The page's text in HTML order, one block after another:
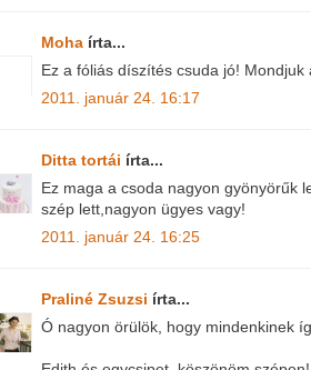
Moha írta...
Ez a fóliás díszítés csuda jó!
2011. január 24. 16:17
Ditta tortái írta...
Ez maga a csoda nagyon gyönyörűk
szép lett,nagyon ügyes vagy!
2011. január 24. 16:25
Praliné Zsuzsi írta...
Ó nagyon örülök, hogy mindenkinek